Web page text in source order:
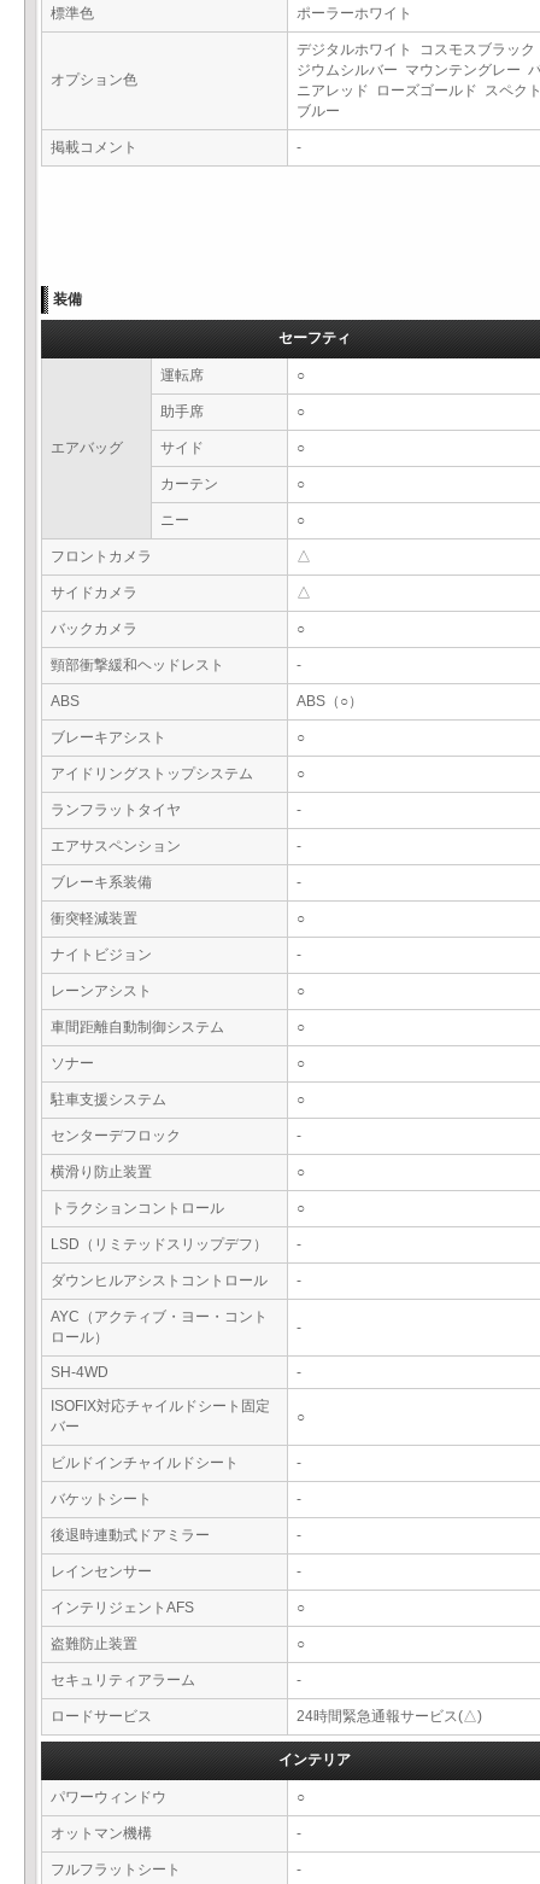
標準色
ポーラーホワイト
オプション色
デジタルホワイト コスモスブラッ
ジウムシルバー マウンテングレー
ニアレッド ローズゴールド スペク
ブルー
掲載コメント -
装備
セーフティ
エアバッグ
運転席 ○
助手席 ○
サイド ○
カーテン ○
ニー ○
フロントカメラ △
サイドカメラ △
バックカメラ ○
頸部衝撃緩和ヘッドレスト -
ABS ABS（○）
ブレーキアシスト ○
アイドリングストップシステム ○
ランフラットタイヤ -
エアサスペンション -
ブレーキ系装備 -
衝突軽減装置 ○
ナイトビジョン -
レーンアシスト ○
車間距離自動制御システム ○
ソナー ○
駐車支援システム ○
センターデフロック -
横滑り防止装置 ○
トラクションコントロール ○
LSD（リミテッドスリップデフ） -
ダウンヒルアシストコントロール -
AYC（アクティブ・ヨー・コント
ロール）
-
SH-4WD
-
ISOFIX対応チャイルドシート固定
バー
○
ビルドインチャイルドシート -
バケットシート -
後退時連動式ドアミラー -
レインセンサー -
インテリジェントAFS ○
盗難防止装置 ○
セキュリティアラーム -
ロードサービス 24時間緊急通報サービス(△)
インテリア
パワーウィンドウ ○
オットマン機構 -
フルフラットシート -